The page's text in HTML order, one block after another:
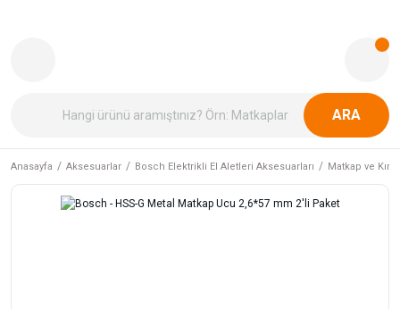
ARA
Anasayfa Aksesuarlar Bosch Elektrikli El Aletleri Aksesuarları Matkap ve